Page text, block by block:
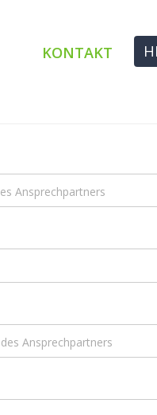
KONTAKT